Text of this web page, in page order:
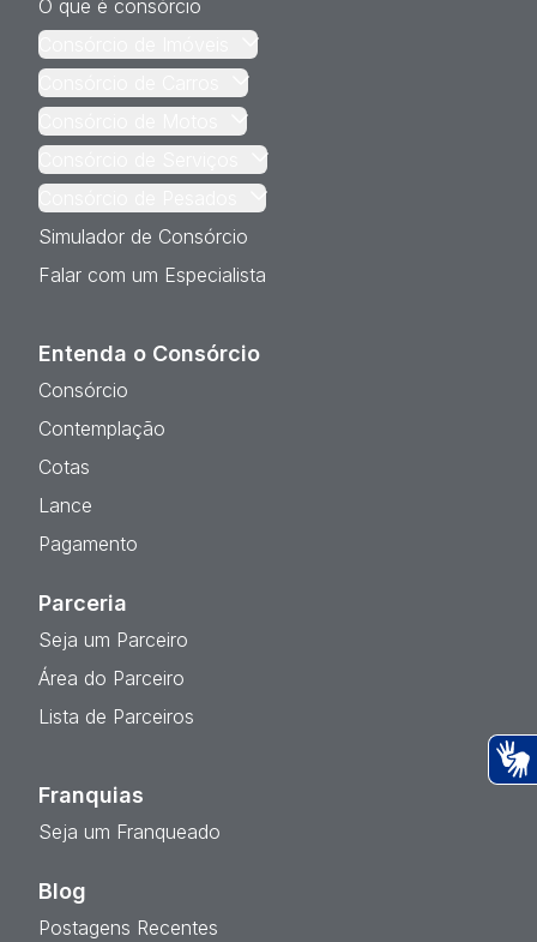
O que é consórcio
Consórcio de Imóveis
Consórcio de Carros
Consórcio de Motos
Consórcio de Serviços
Consórcio de Pesados
Simulador de Consórcio
Falar com um Especialista
Entenda o Consórcio
Consórcio
Contemplação
Cotas
Lance
Pagamento
Parceria
Seja um Parceiro
Área do Parceiro
Lista de Parceiros
Franquias
Seja um Franqueado
Blog
Postagens Recentes